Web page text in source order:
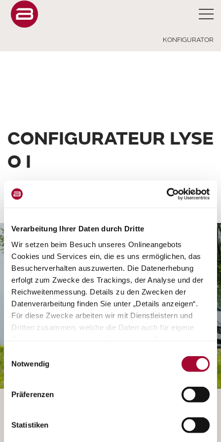
Verarbeitung Ihrer Daten durch Dritte
Wir setzen beim Besuch unseres Onlineangebots
Cookies und Services ein, die es uns ermöglichen, das
Besucherverhalten auszuwerten. Die Datenerhebung
erfolgt zum Zwecke des Trackings, der Analyse und der
Reichweitenmessung. Details zu den Zwecken der
Datenverarbeitung finden Sie unter „Details anzeigen“.
Für diese Zwecke arbeiten wir mit Dienstleistern und
Dritten zusammen, welche die Daten auch für eigene
„Cookies und Services zulassen“ oder durch Auswählen
einzelner Cookies und Services in der Detailansicht
geben Sie Ihre Einwilligung zur Verarbeitung Ihrer Daten
zu den jeweiligen Zwecken. Sie ist freiwillig, für die
widerruflich für die Zukunft durch Anklicken der
Weitere
Einwilligungsauswahl
Notwendig
Präferenzen
Statistiken
KONFIGURATOR
CONFIGURATEUR LYSE
O I